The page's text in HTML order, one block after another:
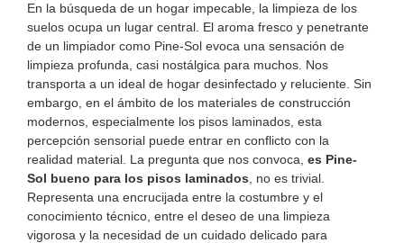
En la búsqueda de un hogar impecable, la limpieza de los
suelos ocupa un lugar central. El aroma fresco y penetrante
de un limpiador como Pine-Sol evoca una sensación de
limpieza profunda, casi nostálgica para muchos. Nos
transporta a un ideal de hogar desinfectado y reluciente. Sin
embargo, en el ámbito de los materiales de construcción
modernos, especialmente los pisos laminados, esta
percepción sensorial puede entrar en conflicto con la
realidad material. La pregunta que nos convoca,es Pine-
Sol bueno para los pisos laminados , no es trivial.
Representa una encrucijada entre la costumbre y el
conocimiento técnico, entre el deseo de una limpieza
vigorosa y la necesidad de un cuidado delicado para